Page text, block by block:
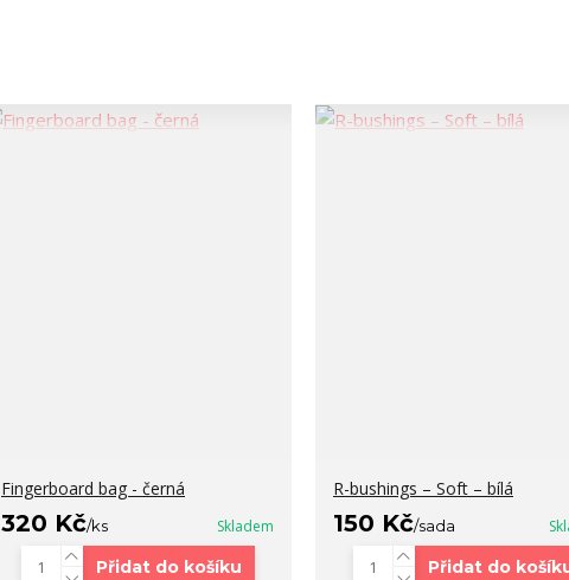
Fingerboard bag - černá
320 Kč/ks Skladem
Přidat do košíku
R-bushings – Soft – bílá
150 Kč/sada
Přidat do